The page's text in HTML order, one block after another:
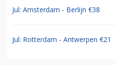
Jul: Amsterdam - Berlijn €38
Jul: Rotterdam - Antwerpen €21